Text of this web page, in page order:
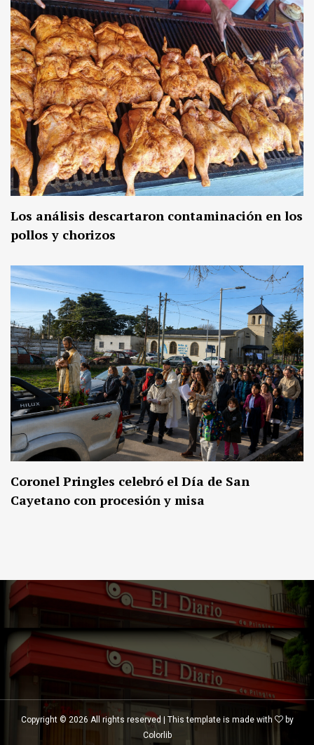
Los análisis descartaron contaminación en los
pollos y chorizos
Coronel Pringles celebró el Día de San
Cayetano con procesión y misa
Copyright © 2026 All rights reserved | This template is made with
by
Colorlib